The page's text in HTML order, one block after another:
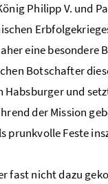
Philipp V. und
eine besondere
Botschafter
und
der Mission
prunkvolle Feste
fast nicht dazu